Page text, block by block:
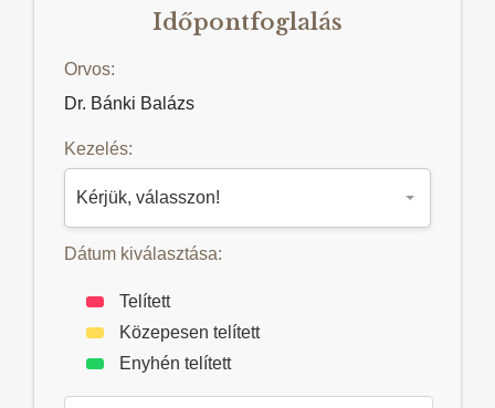
Időpontfoglalás
Orvos:
Dr. Bánki Balázs
Kezelés:
Dátum kiválasztása:
Telített
Közepesen telített
Enyhén telített